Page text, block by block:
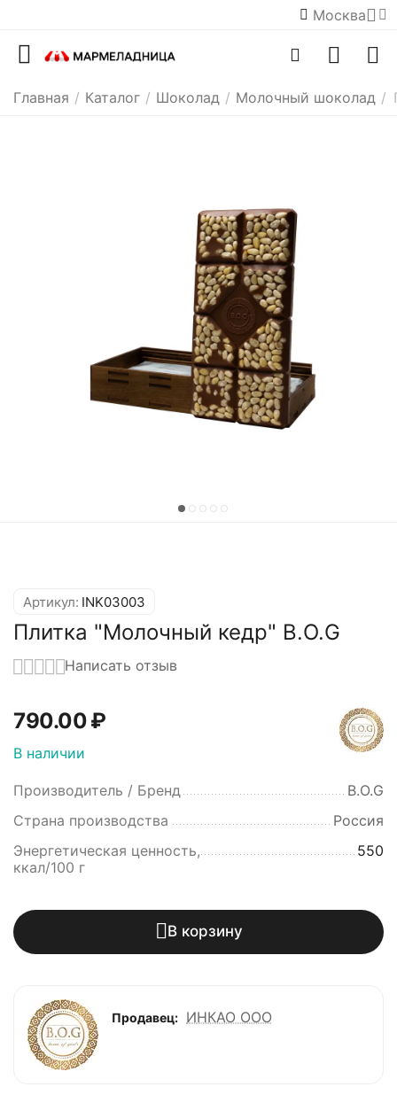
Москва
Главная / Каталог / Шоколад / Молочный шоколад /
Артикул: INK03003
Плитка "Молочный кедр" B.O.G
Написать отзыв
790.00₽
В наличии
Производитель / Бренд
B.O.G
Страна производства
Россия
Энергетическая ценность,
ккал/100 г
550
В корзину
Продавец: ИНКАО ООО